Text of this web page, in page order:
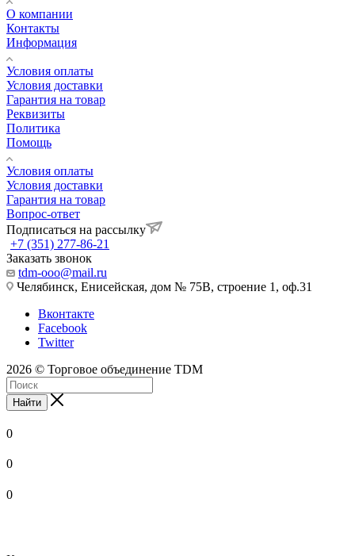
О компании
Контакты
Информация
Условия оплаты
Условия доставки
Гарантия на товар
Реквизиты
Политика
Помощь
Условия оплаты
Условия доставки
Гарантия на товар
Вопрос-ответ
Подписаться на рассылку
+7 (351) 277-86-21
Заказать звонок
tdm-ooo@mail.ru
Челябинск, Енисейская, дом № 75В, строение 1, оф.31
Вконтакте
Facebook
Twitter
2026 © Торговое объединение TDM
Найти
0
0
0